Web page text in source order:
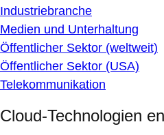
Industriebranche
Medien und Unterhaltung
Öffentlicher Sektor (weltweit)
Öffentlicher Sektor (USA)
Telekommunikation
Cloud-Technologien